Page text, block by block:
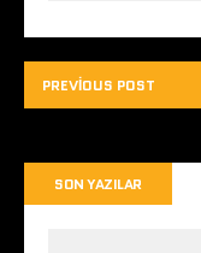
PREVIOUS POST
SON YAZILAR